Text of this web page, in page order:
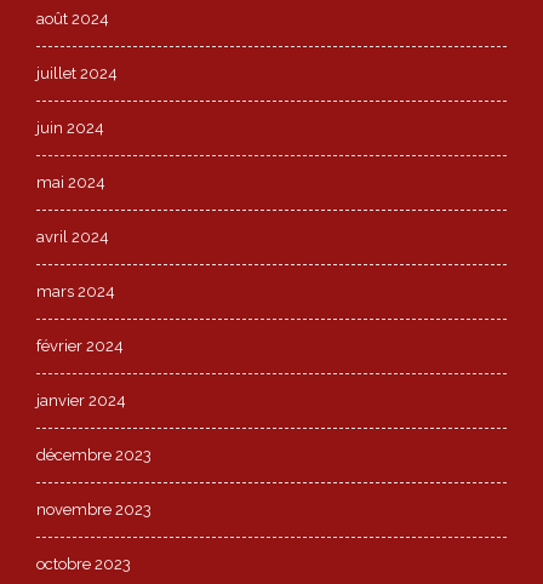
août 2024
juillet 2024
juin 2024
mai 2024
avril 2024
mars 2024
février 2024
janvier 2024
décembre 2023
novembre 2023
octobre 2023